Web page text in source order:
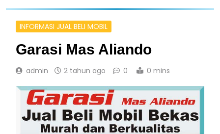
INFORMASI JUAL BELI MOBIL
Garasi Mas Aliando
admin 2 tahun ago 0 0 mins